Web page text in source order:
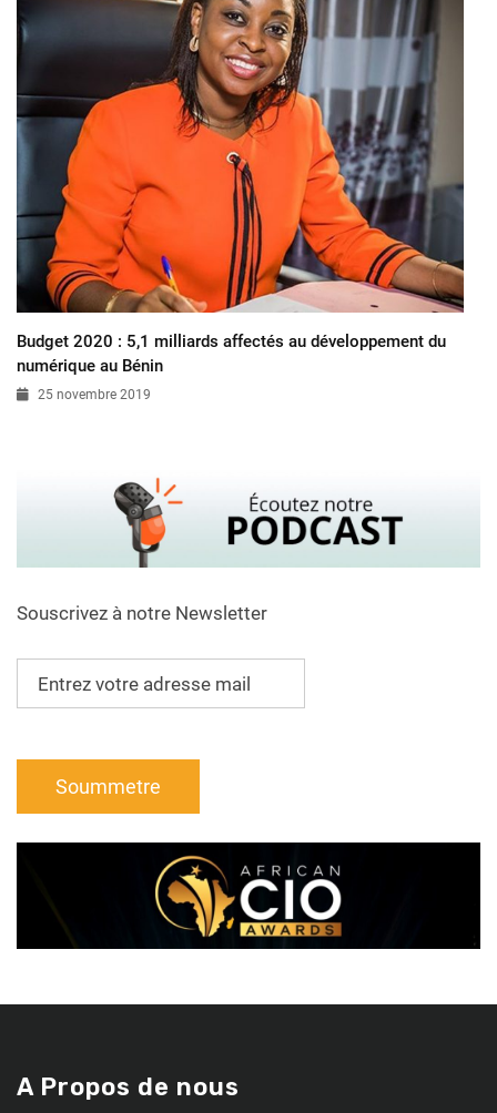
Budget 2020 : 5,1 milliards affectés au développement du
numérique au Bénin
25 novembre 2019
Souscrivez à notre Newsletter
A Propos de nous